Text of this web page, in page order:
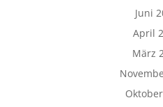
Juni
April
März